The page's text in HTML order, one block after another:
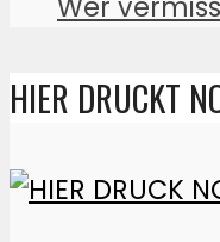
HIER DRUCKT